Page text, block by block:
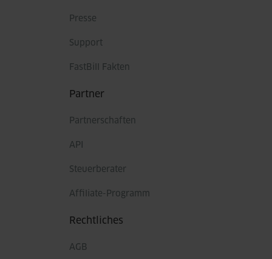
Presse
Support
FastBill Fakten
Partner
Partnerschaften
API
Steuerberater
Affiliate-Programm
Rechtliches
AGB